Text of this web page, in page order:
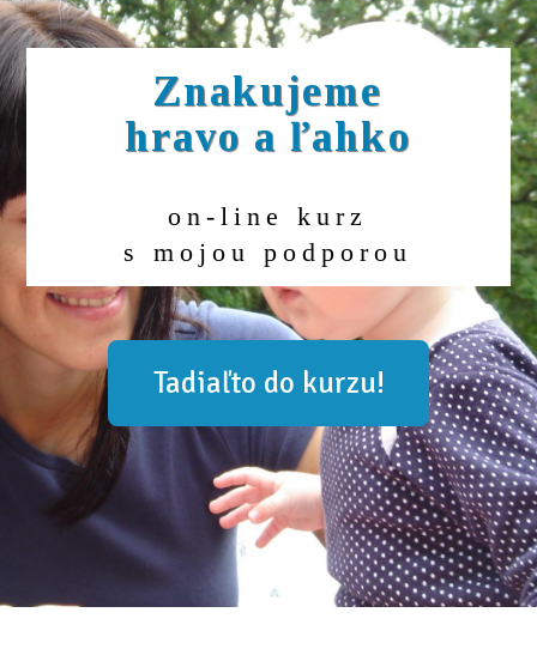
Znakujeme
hravo a ľahko
on-line kurz
s mojou podporou
Tadiaľto do kurzu!